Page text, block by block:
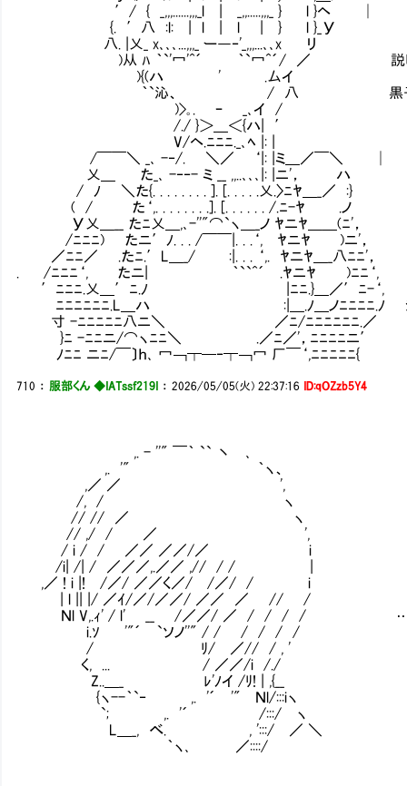
′/ { _,,,......,,,_l | _,,.....,,,_ } l }ヘ │
{. ′八 :l: | l | l | } l }_У
八. |乂_ x､､､...,,,_ ー―‐'_,,,...､､x リ
)从 ﾊ ｀`'冖'^´ ｀`冖^´/ ／ 説明しましょ
){(ハ ' .厶イ
｀`沁、 / 八 黒子にやる夫様の連
)>｡. ｰ _､イ /
/./ }＞＿＜{ハ| ′
V/ヘ.ﾆﾆﾆ._､ﾍ |: |
/￣￣＼ _､ -‐/. ＼／ ‘|: |ミ＿／￣＼ │
乂＿ た_､ -‐‐- ミ __ ,,..､､､|: |ニ'， ハ
/ ﾉ ＼た{. . . . . . . . ]. [. . . . .乂.〉ﾆﾔ＿_／ :}
( / た‘,. . . . . . . .]. [. . . . . . /.ﾆ-ﾔ .ノ
У乂＿__ たﾆ乂＿,､-''"⌒`ヽ＿_ノ ﾔニﾔ＿＿(ﾆ'，
/ﾆﾆﾆ) たニ′ﾉ. . . /￣￣|. . .‘, ﾔニﾔ )ニ'，
／ﾆﾆ／ .たﾆ.′L＿_/ :|. . . ‘,. ﾔニﾔ＿_八ﾆﾆ'，
. /ﾆﾆﾆ‘, たニ| ｀``^´ .ﾔニﾔ )ﾆﾆ‘,
′ﾆﾆﾆ.乂＿′ﾆ.ﾉ |ﾆﾆ.}＿／′ﾆ-‘,
Ⅵﾆﾆﾆﾆﾆﾆ.L＿ハ :|＿.ﾉ＿ノﾆﾆﾆﾆ.ﾉ ｼ
寸 -ﾆﾆﾆﾆﾆ八ニ＼ ／ﾆ/ﾆﾆﾆﾆﾆﾆ.／
}ﾆ -ﾆﾆニ/⌒ヽﾆﾆ＼ .／ﾆ／'，ﾆﾆﾆﾆニ′
ﾉﾆﾆ ニﾆ/￣〕ｈ､ 冖￢┯─‐┯￢冖 厂￣‘,ﾆﾆﾆﾆﾆ{
710 ： 服部くん ◆IATssf219I ：2026/05/05(火) 22:37:16 ID:qOZzb5Y4
,. - ''" ￣｀ `` 丶 ､
,. '" ｀ヽ、
,／ ／ ',
/, / ヽ
// // ／ ヽ
// ,/ / ／ ',
/ i / / ／／ ／／/／ i
/i| /| / ／／／,.／／ ,// / / |
,／ ! i |! /／/ ／／く／/ /／/ / i
| l || |/ ／ｲ/／/／／/ ／／ ／ // /
Ｎl V,.ｨ' / l' __ /／／/ ／ / / / / ……最近のメイ
i.ｿ '"´ `ソノ''" / / / / / /
/ ﾘ/ ／// / , '
く, ... / ／／/i /./
Z..＿_ ﾚ'ﾉイ /ﾘ! | ,{__
{ヽ--｀`‐ ,. '´ '" Ｎl/:::iヽ
`; ,. '´ /:::/ ヽ
L＿_, べ. , ':::/ ／ ＼
｀ヽ､ ／::::/